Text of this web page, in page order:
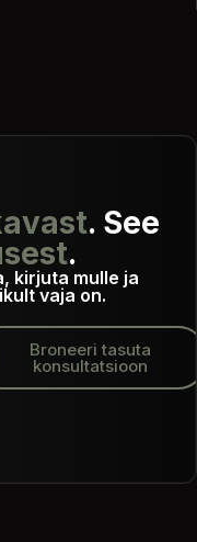
. See
.
kirjuta mulle ja
vaja on.
Broneeri tasuta
konsultatsioon